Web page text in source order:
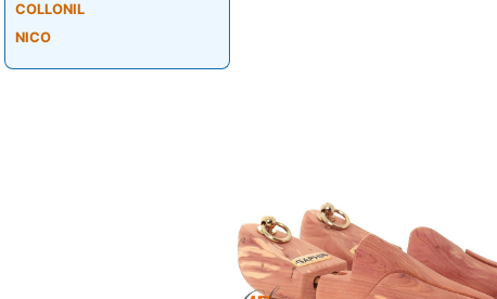
COLLONIL
NICO